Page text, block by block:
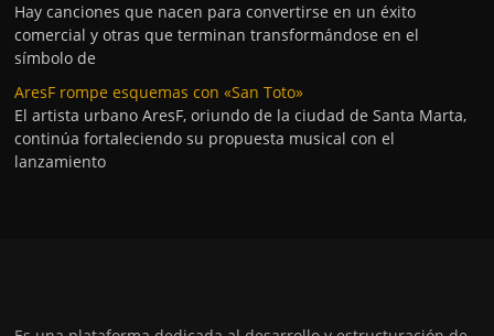
Hay canciones que nacen para convertirse en un éxito
comercial y otras que terminan transformándose en el
símbolo de
AresF rompe esquemas con «San Toto»
El artista urbano AresF, oriundo de la ciudad de Santa Marta,
continúa fortaleciendo su propuesta musical con el
lanzamiento